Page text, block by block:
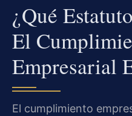
¿Qué
El
Empresarial
El cumplimiento